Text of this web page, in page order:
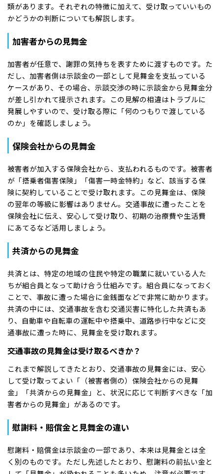
類があります。それぞれの特徴に加えて、受け取っていいもの
かどうかの判断についても解説します。
加害者からの見舞金
加害者が任意で、謝罪の気持ちを表すために渡すものです。た
だし、加害者側は示談金の一部として見舞金を支払っている
ケースがあり、その場合、示談交渉の時に示談金から見舞金分
が差し引かれて提示されます。この見解の相違はトラブルに
発展しやすいので、受け取る際に「何のつもりで渡している
のか」を確認しましょう。
保険会社からの見舞金
被害者が加入する保険会社から、支払われるものです。被害者
が「搭乗者傷害保険」「傷害一時金特約」など、該当する保
険に契約していることで受け取れます。この見舞金は、保険
の翌年の等級に影響はありません。交通事故に遭ったことを
保険会社に伝え、安心して受け取り、初期の治療費や生活費
にあてるなど活用しましょう。
共済からの見舞金
共済とは、特定の地域の住民や特定の職業に就いている人た
ちが組合員となって助け合う仕組みです。組合員になっておく
ことで、事故に遭った場合に金銭面などで非常に助かります。
共済の中には、交通事故を含む交通災害に特化した共済もあ
り、自動車や自転車の運転中や搭乗中、道路歩行中などに交
通事故に遭った時に、見舞金を受け取れます。
交通事故の見舞金は受け取るべきか？
これまで解説してきたとおり、交通事故の見舞金には、安心
して受け取ってよい「（被害者側の）保険会社からの見舞
金」「共済からの見舞金」と、状況に応じて判断すべきな「加
害者からの見舞金」があるのです。
慰謝料・賠償金と見舞金の違い
慰謝料・賠償金は示談金の一部であり、本来は見舞金とは全
く別のものです。ただし先述したとおり、慰謝料の前払い金と